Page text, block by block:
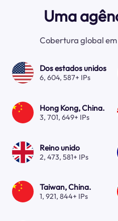
Uma
Cobertura global em
Dos estados unidos
6, 604, 587+ IPs
Hong Kong, China.
3, 701, 649+ IPs
Reino unido
2, 473, 581+ IPs
Taiwan, China.
1, 921, 844+ IPs